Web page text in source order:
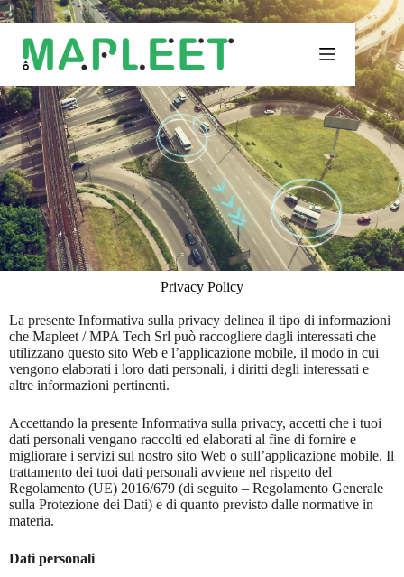
Privacy Policy
La presente Informativa sulla privacy delinea il tipo di informazioni
che Mapleet / MPA Tech Srl può raccogliere dagli interessati che
utilizzano questo sito Web e l’applicazione mobile, il modo in cui
vengono elaborati i loro dati personali, i diritti degli interessati e
altre informazioni pertinenti.
Accettando la presente Informativa sulla privacy, accetti che i tuoi
dati personali vengano raccolti ed elaborati al fine di fornire e
migliorare i servizi sul nostro sito Web o sull’applicazione mobile. Il
trattamento dei tuoi dati personali avviene nel rispetto del
Regolamento (UE) 2016/679 (di seguito – Regolamento Generale
sulla Protezione dei Dati) e di quanto previsto dalle normative in
materia.
Dati personali